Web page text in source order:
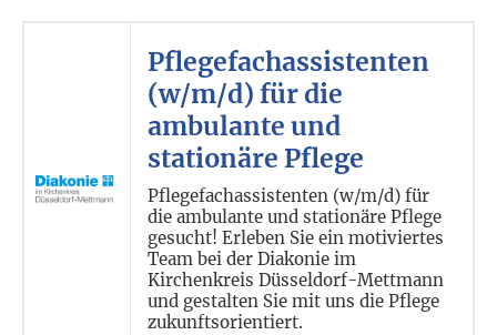
Pflegefachassistenten
(w/m/d) für die
ambulante und
stationäre Pflege
Pflegefachassistenten (w/m/d) für
die ambulante und stationäre Pflege
gesucht! Erleben Sie ein motiviertes
Team bei der Diakonie im
Kirchenkreis Düsseldorf-Mettmann
und gestalten Sie mit uns die Pflege
zukunftsorientiert.